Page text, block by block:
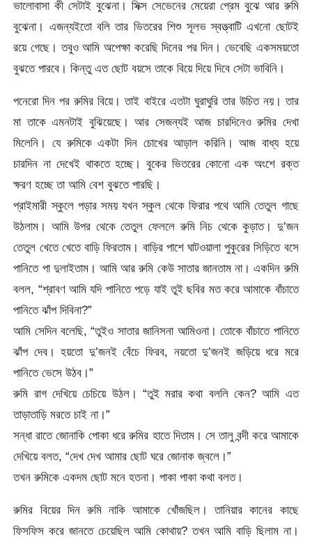
ভালোবাসা কী সেটাই বুঝেনা। সিক্স সেভেনের মেয়েরা প্রেম বুঝে আর রুমি
বুঝেনা। এজন্যইতো বলি তার ভিতরের শিশু সূলভ স্বত্ত্বাটি এখনো ছোটই
রয়ে গেছে। তবুও আমি অপেক্ষা করেছি দিনের পর দিন। ভেবেছি একসময়তো
বুঝতে পারবে। কিন্তু এত ছোট বয়সে তাকে বিয়ে দিয়ে দিবে সেটা ভাবিনি।
পনেরো দিন পর রুমির বিয়ে। তাই বাইরে এতটা ঘুরাঘুরি তার উচিত নয়। তার
মা তাকে এমনটাই বুঝিয়েছে। আর সেজন্যই আজ চারদিনেও রুমির দেখা
মিলেনি। যে রুমিকে একটা দিন চোখের আড়াল করিনি। আজ বাধ্য হয়ে
চারদিন না দেখেই থাকতে হচ্ছে। বুকের ভিতরের কোনো এক অংশে রক্ত
ক্ষরণ হচ্ছে তা আমি বেশ বুঝতে পারছি।
প্রাইমারী স্কুলে পড়ার সময় যখন স্কুল থেকে ফিরার পথে আমি তেতুল গাছে
উঠলাম। আমি উপর থেকে তেতুল ফেললে রুমি নিচ থেকে কুড়াত। দু’জন
তেতুল খেতে খেতে বাড়ি ফিরতাম। বাড়ির পাশে ঘাটওয়ালা পুকুরের সিড়িতে বসে
পানিতে পা দুলাইতাম। আমি আর রুমি কেউ সাতার জানতাম না। একদিন রুমি
বলল, “শ্রাবণ আমি যদি পানিতে পড়ে যাই তুই ছবির মত করে আমাকে বাঁচাতে
পানিতে ঝাঁপ দিবিনা?”
আমি সেদিন বলেছি, “তুইও সাতার জানিসনা আমিওনা। তোকে বাঁচাতে পানিতে
ঝাঁপ দেব। হয়তো দু’জনই বেঁচে ফিরব, নয়তো দু’জনই জড়িয়ে ধরে মরে
পানিতে ভেসে উঠব।”
রুমি রাগ দেখিয়ে চেচিয়ে উঠল। “তুই মরার কথা বললি কেন? আমি এত
তাড়াতাড়ি মরতে চাই না।”
সন্ধা রাতে জোনাকি পোকা ধরে রুমির হাতে দিতাম। সে তালু বন্দী করে আমাকে
দেখিয়ে বলত, “দেখ দেখ আমার ছোট ঘরে জোনাক জ্বলে।”
তখন রুমিকে একদম ছোট মনে হতনা। পাকা পাকা কথা বলত।
রুমির বিয়ের দিন রুমি নাকি আমাকে খোঁজছিল। তানিয়ার কানের কাছে
ফিসফিস করে জানতে চেয়েছিল আমি কোথায়? তখন আমি বাড়ি ছিলাম না।